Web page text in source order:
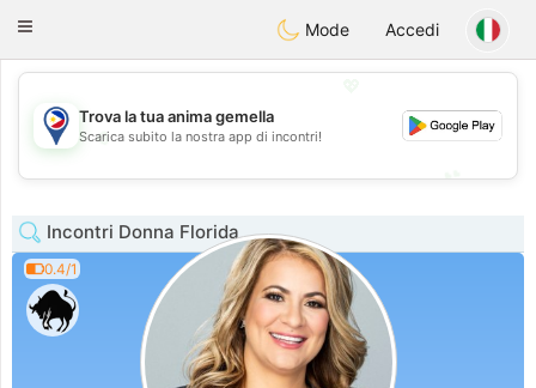
PhilippinesChat
Toggle
Mode Accedi
💖
💕
Trova la tua anima gemella
Scarica subito la nostra app di incontri!
Incontri Donna Florida
0.4/1